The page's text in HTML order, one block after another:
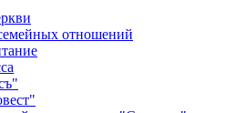
отношений